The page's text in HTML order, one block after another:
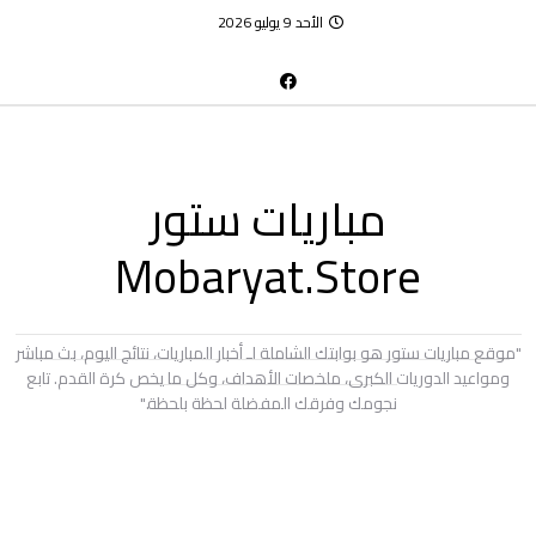
الأحد 9 يوليو 2026
مباريات ستور
Mobaryat.Store
"موقع مباريات ستور هو بوابتك الشاملة لـ أخبار المباريات، نتائج اليوم، بث مباشر
ومواعيد الدوريات الكبرى، ملخصات الأهداف، وكل ما يخص كرة القدم. تابع
نجومك وفرقك المفضلة لحظة بلحظة."